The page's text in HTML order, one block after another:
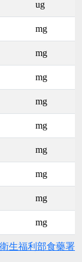
ug
mg
mg
mg
mg
mg
mg
mg
mg
mg
衛生福利部食藥署